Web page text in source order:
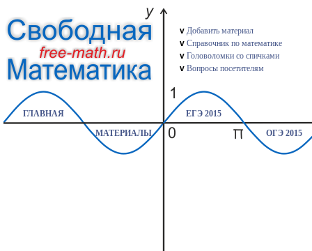
v Добавить материал
v Справочник по математике
v Головоломки со спичками
v Вопросы посетителям
ГЛАВНАЯ
ЕГЭ 2015
МАТЕРИАЛЫ
ОГЭ 2015